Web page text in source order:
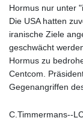
Hormus nur unter
Die USA hatten
iranische Ziele
geschwächt
Hormus zu
Centcom.
Gegenangriffen
C.Timmermans--